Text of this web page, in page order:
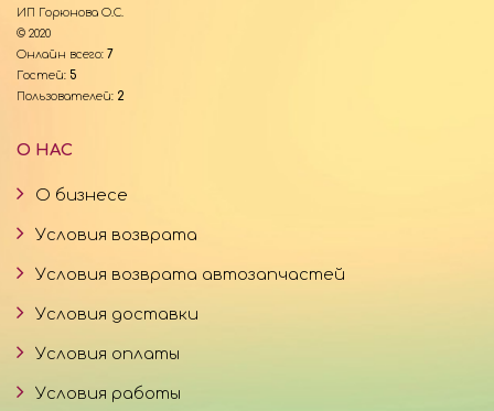
ИП Горюнова О.С.
© 2020
Онлайн всего: 7
Гостей: 5
Пользователей: 2
О НАС
О бизнесе
Условия возврата
Условия возврата автозапчастей
Условия доставки
Условия оплаты
Условия работы